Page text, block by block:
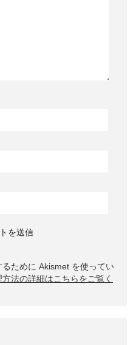
ために Akismet を使ってい
法の詳細はこちらをご覧く